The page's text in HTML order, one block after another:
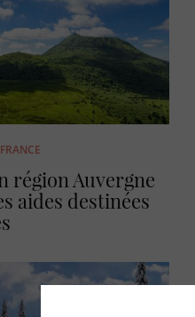
FRANCE
région Auvergne
aides destinées